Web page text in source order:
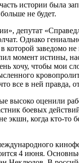
истории была
не будет.
депутат
Однако
заведомо
момент
хочу, чтобы мои
все в ней правда,
высоко оценили
боевых
когда кто-то
4 июня.